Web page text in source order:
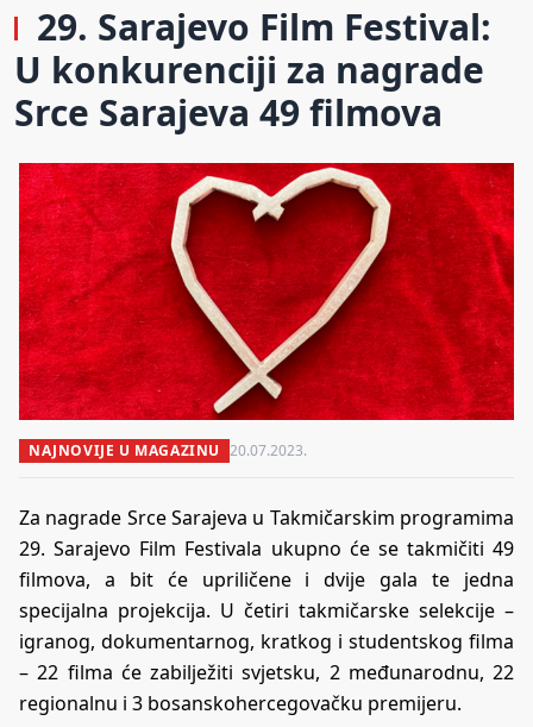
29. Sarajevo Film Festival:
U konkurenciji za nagrade
Srce Sarajeva 49 filmova
NAJNOVIJE U MAGAZINU 20.07.2023.
Za nagrade Srce Sarajeva u Takmičarskim programima
29. Sarajevo Film Festivala ukupno će se takmičiti 49
filmova, a bit će upriličene i dvije gala te jedna
specijalna projekcija. U četiri takmičarske selekcije –
igranog, dokumentarnog, kratkog i studentskog filma
– 22 filma će zabilježiti svjetsku, 2 međunarodnu, 22
regionalnu i 3 bosanskohercegovačku premijeru.